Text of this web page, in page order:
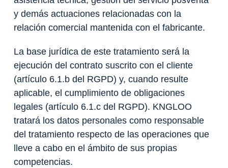
y demás actuaciones relacionadas con la
relación comercial mantenida con el fabricante.
La base jurídica de este tratamiento será la
ejecución del contrato suscrito con el cliente
(artículo 6.1.b del RGPD) y, cuando resulte
aplicable, el cumplimiento de obligaciones
legales (artículo 6.1.c del RGPD). KNGLOO
tratará los datos personales como responsable
del tratamiento respecto de las operaciones que
lleve a cabo en el ámbito de sus propias
competencias.